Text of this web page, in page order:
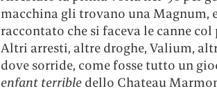
macchina gli trovano una Magnum,
raccontato che si faceva le canne
Altri arresti, altre droghe, Valium,
dove sorride, come fosse tutto un
enfant terribledello Chateau